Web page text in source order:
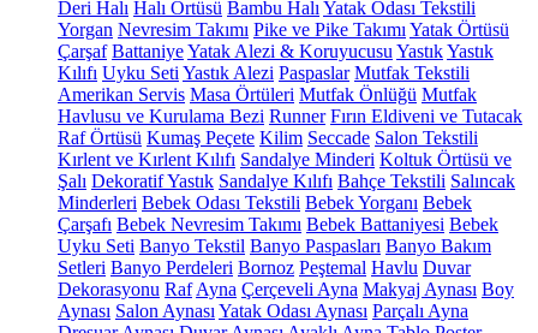
Deri Halı Halı Örtüsü Bambu Halı Yatak Odası Tekstili
Yorgan Nevresim Takımı Pike ve Pike Takımı Yatak Örtüsü
Çarşaf BattaniyeYatak Alezi & Koruyucusu YastıkYastık
Kılıfı Uyku Seti Yastık Alezi Paspaslar Mutfak Tekstili
Amerikan Servis Masa Örtüleri Mutfak Önlüğü Mutfak
Havlusu ve Kurulama Bezi Runner Fırın Eldiveni ve Tutacak
Raf Örtüsü Kumaş Peçete Kilim Seccade Salon Tekstili
Kırlent ve Kırlent Kılıfı Sandalye Minderi Koltuk Örtüsü ve
Şalı Dekoratif Yastık Sandalye Kılıfı Bahçe Tekstili Salıncak
Minderleri Bebek Odası Tekstili Bebek Yorganı Bebek
Çarşafı Bebek Nevresim Takımı Bebek Battaniyesi Bebek
Uyku Seti Banyo Tekstil Banyo Paspasları Banyo Bakım
Setleri Banyo Perdeleri Bornoz Peştemal Havlu Duvar
Dekorasyonu Raf Ayna Çerçeveli Ayna Makyaj Aynası Boy
Aynası Salon Aynası Yatak Odası Aynası Parçalı Ayna